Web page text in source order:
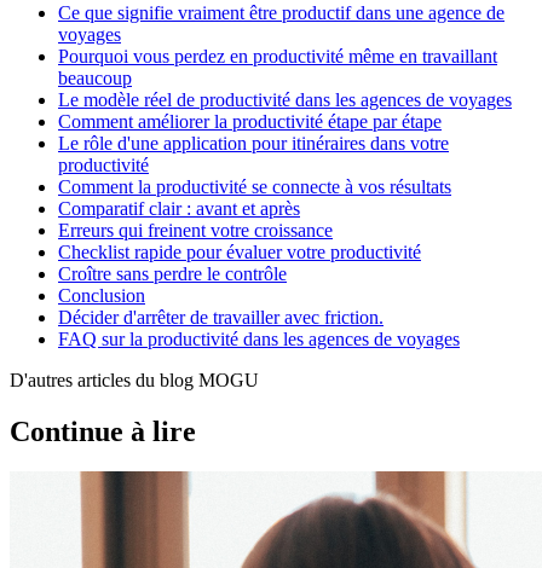
Ce que signifie vraiment être productif dans une agence de
voyages
Pourquoi vous perdez en productivité même en travaillant
beaucoup
Le modèle réel de productivité dans les agences de voyages
Comment améliorer la productivité étape par étape
Le rôle d'une application pour itinéraires dans votre
productivité
Comment la productivité se connecte à vos résultats
Comparatif clair : avant et après
Erreurs qui freinent votre croissance
Checklist rapide pour évaluer votre productivité
Croître sans perdre le contrôle
Conclusion
Décider d'arrêter de travailler avec friction.
FAQ sur la productivité dans les agences de voyages
D'autres articles du blog MOGU
Continue à lire